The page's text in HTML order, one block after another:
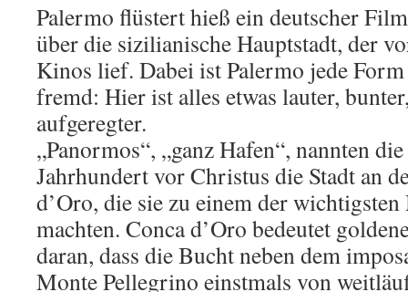
Palermo flüstert hieß ein deutscher
über die sizilianische Hauptstadt, der
Kinos lief. Dabei ist Palermo jede
fremd: Hier ist alles etwas lauter,
aufgeregter.
„Panormos“, „ganz Hafen“, nannten
Jahrhundert vor Christus die Stadt an
d’Oro, die sie zu einem der
machten. Conca d’Oro bedeutet
daran, dass die Bucht neben dem
Monte Pellegrino einstmals von